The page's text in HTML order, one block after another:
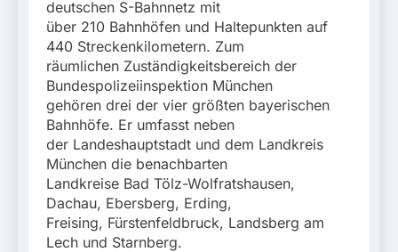
deutschen S-Bahnnetz mit
über 210 Bahnhöfen und Haltepunkten auf
440 Streckenkilometern. Zum
räumlichen Zuständigkeitsbereich der
Bundespolizeiinspektion München
gehören drei der vier größten bayerischen
Bahnhöfe. Er umfasst neben
der Landeshauptstadt und dem Landkreis
München die benachbarten
Landkreise Bad Tölz-Wolfratshausen,
Dachau, Ebersberg, Erding,
Freising, Fürstenfeldbruck, Landsberg am
Lech und Starnberg.